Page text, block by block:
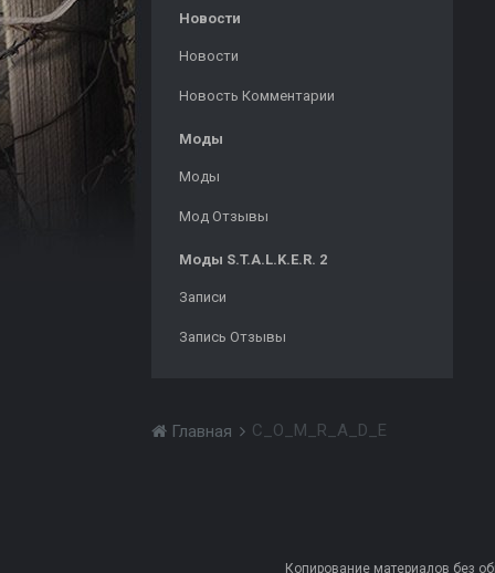
Новости
Новости
Новость Комментарии
Моды
Моды
Мод Отзывы
Моды S.T.A.L.K.E.R. 2
Записи
Запись Отзывы
Главная C_O_M_R_A_D_E
Копирование материалов без